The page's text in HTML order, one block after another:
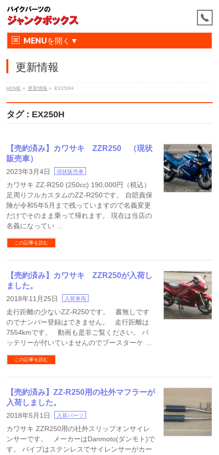
MENU
更新情報
HOME » 更新情報 » EX250H
タグ : EX250H
【売約済み】カワサキ ZZR250 （現状
販売車）
2023年3月4日 現状販売車
カワサキ ZZ-R250 (250cc) 190,000円（税込）
足周りフルカスタムのZZ-R250です。 自賠責保
険が令和5年5月まで残っていますので名義変更
だけでそのまま乗って帰れます。 現在は当店の
名義になってい …
この記事を読む
【売約済み】カワサキ ZZR250が入荷し
ました。
2018年11月25日 入荷車両
走行距離の少ないZZ-R250です。 書無しです
のでナンバー登録はできません。 走行距離は
7554kmです。 動画も是非ご覧ください。 バ
ッテリーが付いていませんのでブースターケ …
この記事を読む
【売約済み】ZZ-R250用の社外マフラーが
入荷しました。
2018年5月1日 入荷パーツ
カワサキ ZZR250用の社外スリップオンサイレ
ンサーです。 メーカーはDanmoto(ダンモト)で
す。 パイプはステンレスでサイレンサーがカー